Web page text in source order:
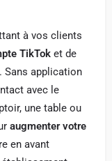
à vos clients
TikTok et de
Sans application
avec le
une table ou
augmenter votre
en avant